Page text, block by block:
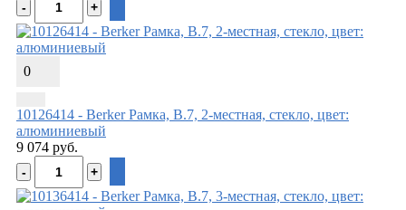
0
10126414 - Berker Рамкa, B.7, 2-местная, стекло, цвет:
алюминиевый
9 074 руб.